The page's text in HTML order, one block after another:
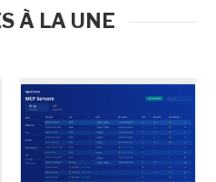
À LA UNE